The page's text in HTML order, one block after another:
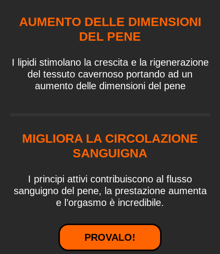
AUMENTO DELLE DIMENSIONI
DEL PENE
I lipidi stimolano la crescita e la rigenerazione
del tessuto cavernoso portando ad un
aumento delle dimensioni del pene
MIGLIORA LA CIRCOLAZIONE
SANGUIGNA
I principi attivi contribuiscono al flusso
sanguigno del pene, la prestazione aumenta
e l’orgasmo è incredibile.
PROVALO!